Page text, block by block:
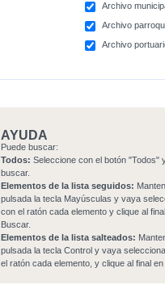
Archivo
Archivo
Archivo
AYUDA
Puede buscar:
Todos: Seleccione con el botón "Todos"
buscar.
Elementos de la lista seguidos:
pulsada la tecla Mayúsculas y vaya
con el ratón cada elemento y clique al
Buscar.
Elementos de la lista salteados:
pulsada la tecla Control y vaya
el ratón cada elemento, y clique al final